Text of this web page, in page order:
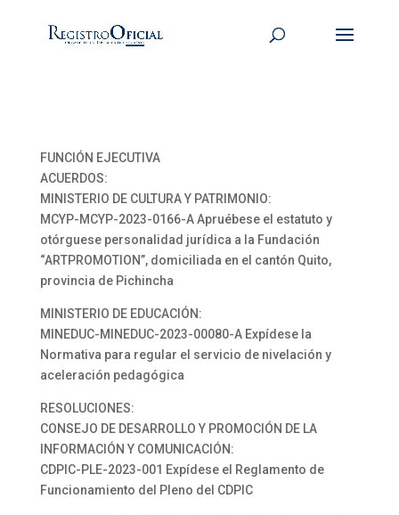
FUNCIÓN EJECUTIVA
ACUERDOS:
MINISTERIO DE CULTURA Y PATRIMONIO:
MCYP-MCYP-2023-0166-A Apruébese el estatuto y
otórguese personalidad jurídica a la Fundación
“ARTPROMOTION”, domiciliada en el cantón Quito,
provincia de Pichincha
MINISTERIO DE EDUCACIÓN:
MINEDUC-MINEDUC-2023-00080-A Expídese la
Normativa para regular el servicio de nivelación y
aceleración pedagógica
RESOLUCIONES:
CONSEJO DE DESARROLLO Y PROMOCIÓN DE LA
INFORMACIÓN Y COMUNICACIÓN:
CDPIC-PLE-2023-001 Expídese el Reglamento de
Funcionamiento del Pleno del CDPIC